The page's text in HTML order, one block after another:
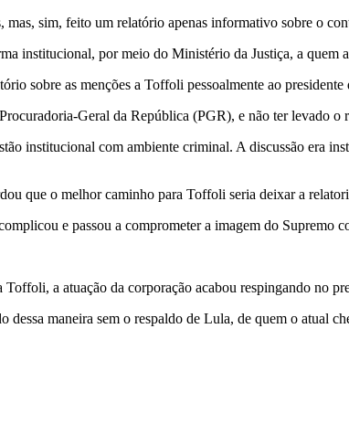
sim, feito um relatório apenas informativo sobre o
institucional, por meio do Ministério da Justiça, a quem
sobre as menções a Toffoli pessoalmente ao
Geral da República (PGR), e não ter levado o
institucional com ambiente criminal. A discussão era
que o melhor caminho para Toffoli seria deixar a
e passou a comprometer a imagem do Supremo
a atuação da corporação acabou respingando no
maneira sem o respaldo de Lula, de quem o atual